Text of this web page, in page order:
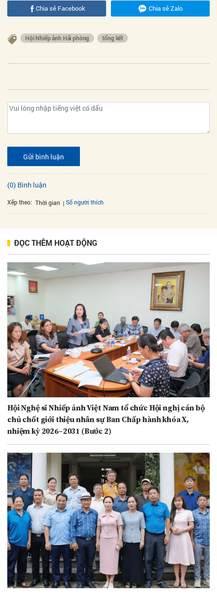
Chia sẻ Facebook Chia sẻ Zalo
Hội Nhiếp ảnh Hải phòng tổng kết
Gửi bình luận
(0) Bình luận
Xếp theo: Thời gian Số người thích
ĐỌC THÊM HOẠT ĐỘNG
Hội Nghệ sĩ Nhiếp ảnh Việt Nam tổ chức Hội nghị cán bộ
chủ chốt giới thiệu nhân sự Ban Chấp hành khóa X,
nhiệm kỳ 2026–2031 (Bước 2)